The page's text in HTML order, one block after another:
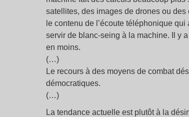
satellites, des images de drones ou
le contenu de l’écoute téléphonique
servir de blanc-seing à la machine. Il y
en moins.
(…)
Le recours à des moyens de combat
démocratiques.
(…)
La tendance actuelle est plutôt à la